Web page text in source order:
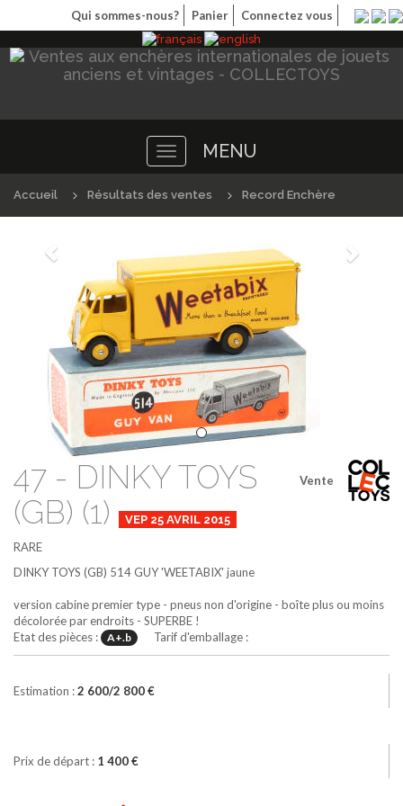
Qui sommes-nous? Panier Connectez vous
Toggle
navigation
MENU
Accueil Résultats des ventes Record Enchère
Précédént
Vente
47 - DINKY TOYS
(GB) (1)
VEP 25 AVRIL 2015
RARE
DINKY TOYS (GB) 514GUY 'WEETABIX' jaune
version cabine premier type - pneus non d'origine - boîte plus ou moins
décolorée par endroits - SUPERBE !
Etat des pièces :
A+.b Tarif d'emballage :
Estimation :2 600/2 800 €
Prix de départ : 1 400 €